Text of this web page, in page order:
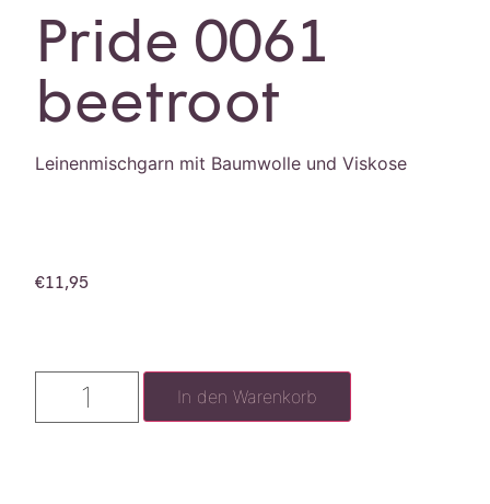
Pride 0061
beetroot
Leinenmischgarn mit Baumwolle und Viskose
€11,95
In den Warenkorb